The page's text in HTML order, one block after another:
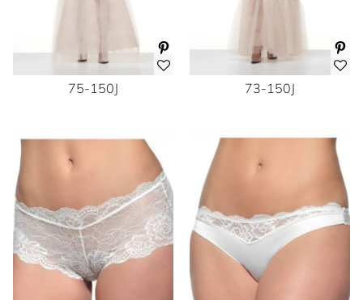
75-150J 73-150J